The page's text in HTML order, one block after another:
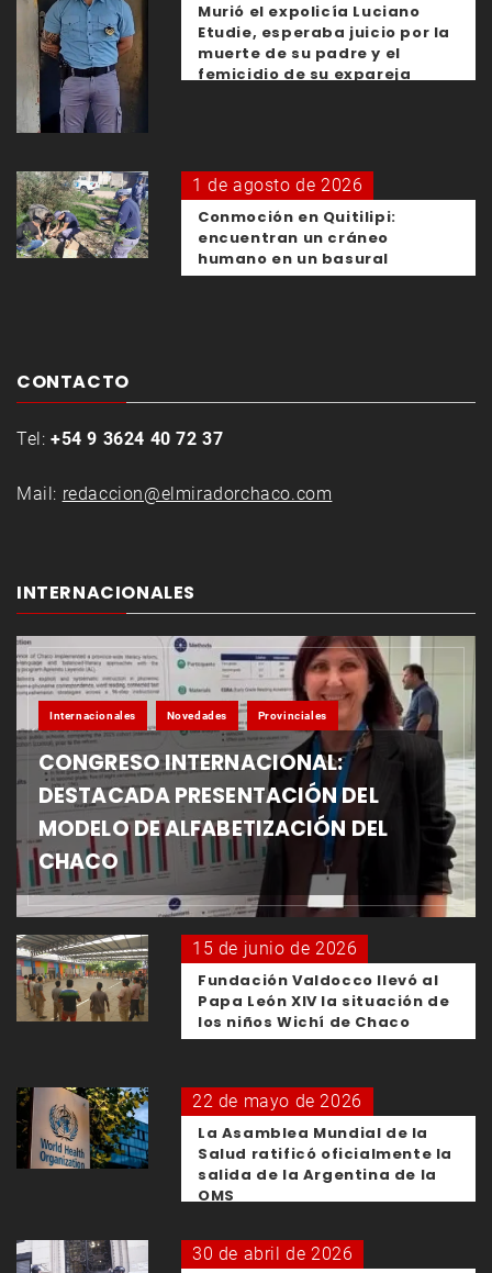
Murió el expolicía Luciano
Etudie, esperaba juicio por la
muerte de su padre y el
femicidio de su expareja
1 de agosto de 2026
Conmoción en Quitilipi:
encuentran un cráneo
humano en un basural
CONTACTO
Tel: +54 9 3624 40 72 37
Mail: redaccion@elmiradorchaco.com
INTERNACIONALES
Internacionales Novedades Provinciales
CONGRESO INTERNACIONAL:
DESTACADA PRESENTACIÓN DEL
MODELO DE ALFABETIZACIÓN DEL
CHACO
15 de junio de 2026
Fundación Valdocco llevó al
Papa León XIV la situación de
los niños Wichí de Chaco
22 de mayo de 2026
La Asamblea Mundial de la
Salud ratificó oficialmente la
salida de la Argentina de la
OMS
30 de abril de 2026